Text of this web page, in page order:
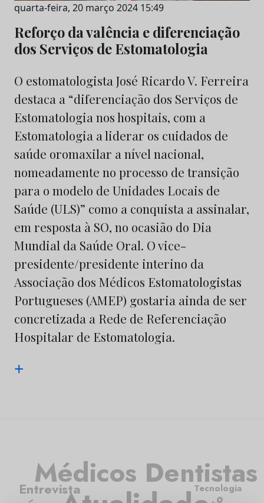
quarta-feira, 20 março 2024 15:49
Reforço da valência e diferenciação
dos Serviços de Estomatologia
O estomatologista José Ricardo V. Ferreira
destaca a “diferenciação dos Serviços de
Estomatologia nos hospitais, com a
Estomatologia a liderar os cuidados de
saúde oromaxilar a nível nacional,
nomeadamente no processo de transição
para o modelo de Unidades Locais de
Saúde (ULS)” como a conquista a assinalar,
em resposta à SO, no ocasião do Dia
Mundial da Saúde Oral. O vice-
presidente/presidente interino da
Associação dos Médicos Estomatologistas
Portugueses (AMEP) gostaria ainda de ser
concretizada a Rede de Referenciação
Hospitalar de Estomatologia.
+
Médicos Dentistas
Entrevista Tecnologia